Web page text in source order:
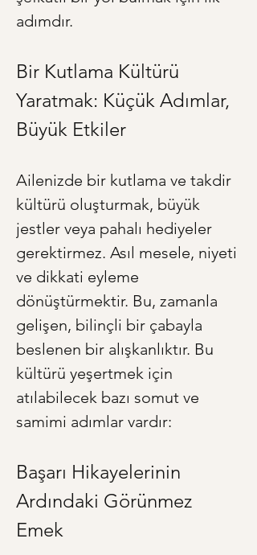
adımdır.
Bir Kutlama Kültürü
Yaratmak: Küçük Adımlar,
Büyük Etkiler
Ailenizde bir kutlama ve takdir
kültürü oluşturmak, büyük
jestler veya pahalı hediyeler
gerektirmez. Asıl mesele, niyeti
ve dikkati eyleme
dönüştürmektir. Bu, zamanla
gelişen, bilinçli bir çabayla
beslenen bir alışkanlıktır. Bu
kültürü yeşertmek için
atılabilecek bazı somut ve
samimi adımlar vardır:
Başarı Hikayelerinin
Ardındaki Görünmez
Emek